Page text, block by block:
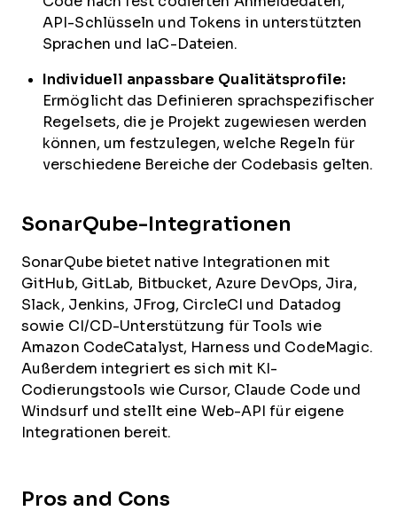
API-Schlüsseln und Tokens in unterstützten
Sprachen und IaC-Dateien.
Individuell anpassbare Qualitätsprofile:
Ermöglicht das Definieren sprachspezifischer
Regelsets, die je Projekt zugewiesen werden
können, um festzulegen, welche Regeln für
verschiedene Bereiche der Codebasis gelten.
SonarQube-Integrationen
SonarQube bietet native Integrationen mit
GitHub, GitLab, Bitbucket, Azure DevOps, Jira,
Slack, Jenkins, JFrog, CircleCI und Datadog
sowie CI/CD-Unterstützung für Tools wie
Amazon CodeCatalyst, Harness und CodeMagic.
Außerdem integriert es sich mit KI-
Codierungstools wie Cursor, Claude Code und
Windsurf und stellt eine Web-API für eigene
Integrationen bereit.
Pros and Cons